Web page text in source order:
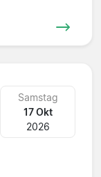
Samstag
17 Okt
2026